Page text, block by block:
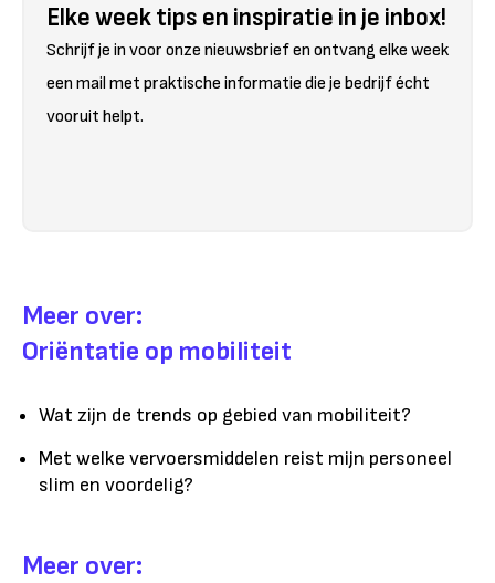
Elke week tips en inspiratie in je inbox!
Schrijf je in voor onze nieuwsbrief en ontvang elke week
een mail met praktische informatie die je bedrijf écht
vooruit helpt.
Meer over:
Oriëntatie op mobiliteit
Wat zijn de trends op gebied van mobiliteit?
Met welke vervoersmiddelen reist mijn personeel
slim en voordelig?
Meer over: